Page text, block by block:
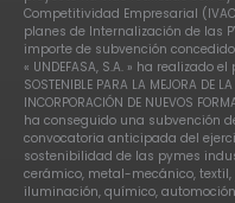
Competitividad Empresarial
planes de Internalización de las
importe de subvención concedido
« UNDEFASA, S.A. » ha realizado el
SOSTENIBLE PARA LA MEJORA DE
INCORPORACIÓN DE NUEVOS
ha conseguido una subvención
convocatoria anticipada del
sostenibilidad de las pymes
cerámico, metal-mecánico,
iluminación, químico,